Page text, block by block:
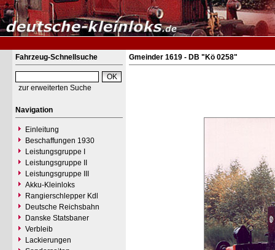
Fahrzeug-Schnellsuche
zur erweiterten Suche
Navigation
Einleitung
Beschaffungen 1930
Leistungsgruppe I
Leistungsgruppe II
Leistungsgruppe III
Akku-Kleinloks
Rangierschlepper Kdl
Deutsche Reichsbahn
Danske Statsbaner
Verbleib
Lackierungen
Gmeinder 1619 - DB "Kö 0258"